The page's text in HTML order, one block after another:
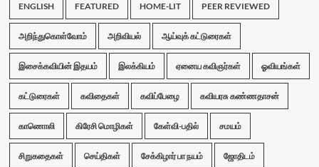
ENGLISH FEATURED HOME-LIT PEER REVIEWED
அறிந்துகொள்வோம் அறிவியல் ஆய்வுக் கட்டுரைகள்
இசைக்கவியின் இதயம் இலக்கியம் ஏனைய கவிஞர்கள் ஓவியங்கள்
கட்டுரைகள் கவிதைகள் கவிப்பேழை கவியரசு கண்ணதாசன்
காணொலி கிரேசி மொழிகள் கேள்வி-பதில் சமயம்
சிறுகதைகள் செய்திகள் சேக்கிழார் பா நயம் ஜோதிடம்